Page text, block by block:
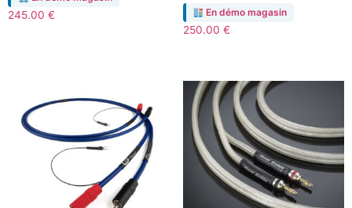
245.00 € En démo magasin
250.00 €